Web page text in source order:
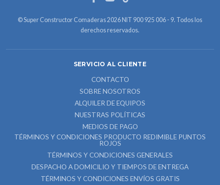
© Super Constructor Comaderas 2026 NIT 900 925 006 - 9. Todos los
derechos reservados.
SERVICIO AL CLIENTE
CONTACTO
SOBRE NOSOTROS
ALQUILER DE EQUIPOS
NUESTRAS POLÍTICAS
MEDIOS DE PAGO
TÉRMINOS Y CONDICIONES PRODUCTO REDIMIBLE PUNTOS
ROJOS
TÉRMINOS Y CONDICIONES GENERALES
DESPACHO A DOMICILIO Y TIEMPOS DE ENTREGA
TÉRMINOS Y CONDICIONES ENVÍOS GRATIS